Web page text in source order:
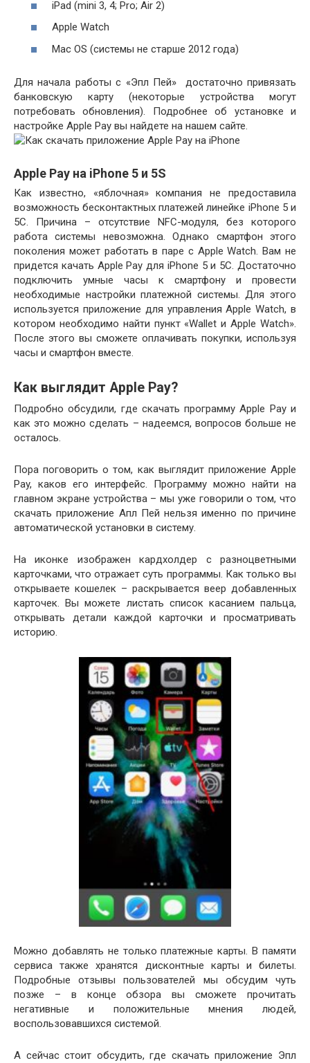
iPad (mini 3, 4; Pro; Air 2)
Apple Watch
Mac OS (системы не старше 2012 года)
Для начала работы с «Эпл Пей» достаточно привязать
банковскую карту (некоторые устройства могут
потребовать обновления). Подробнее об установке и
настройке Apple Pay вы найдете на нашем сайте.
Apple Pay на iPhone 5 и 5S
Как известно, «яблочная» компания не предоставила
возможность бесконтактных платежей линейке iPhone 5 и
5C. Причина – отсутствие NFC-модуля, без которого
работа системы невозможна. Однако смартфон этого
поколения может работать в паре с Apple Watch. Вам не
придется качать Apple Pay для iPhone 5 и 5C. Достаточно
подключить умные часы к смартфону и провести
необходимые настройки платежной системы. Для этого
используется приложение для управления Apple Watch, в
котором необходимо найти пункт «Wallet и Apple Watch».
После этого вы сможете оплачивать покупки, используя
часы и смартфон вместе.
Как выглядит Apple Pay?
Подробно обсудили, где скачать программу Apple Pay и
как это можно сделать – надеемся, вопросов больше не
осталось.
Пора поговорить о том, как выглядит приложение Apple
Pay, каков его интерфейс. Программу можно найти на
главном экране устройства – мы уже говорили о том, что
скачать приложение Апл Пей нельзя именно по причине
автоматической установки в систему.
На иконке изображен кардхолдер с разноцветными
карточками, что отражает суть программы. Как только вы
открываете кошелек – раскрывается веер добавленных
карточек. Вы можете листать список касанием пальца,
открывать детали каждой карточки и просматривать
историю.
Можно добавлять не только платежные карты. В памяти
сервиса также хранятся дисконтные карты и билеты.
Подробные отзывы пользователей мы обсудим чуть
позже – в конце обзора вы сможете прочитать
негативные и положительные мнения людей,
воспользовавшихся системой.
А сейчас стоит обсудить, где скачать приложение Эпл